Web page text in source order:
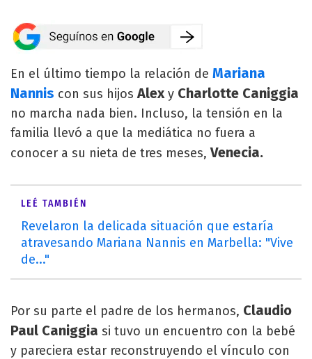
En el último tiempo la relación de Mariana
Nannis con sus hijosAlexy Charlotte Caniggia
no marcha nada bien. Incluso, la tensión en la
familia llevó a que la mediática no fuera a
conocer a su nieta de tres meses, Venecia.
LEÉ TAMBIÉN
Revelaron la delicada situación que estaría
atravesando Mariana Nannis en Marbella: "Vive
de..."
Por su parte el padre de los hermanos, Claudio
Paul Caniggia si tuvo un encuentro con la bebé
y pareciera estar reconstruyendo el vínculo con